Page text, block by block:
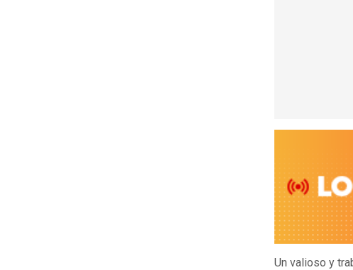
Un valioso y